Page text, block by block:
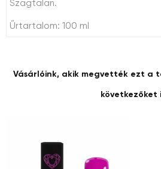
Szagtalan.
Űrtartalom: 100 ml
Vásárlóink, akik megvették ezt a
következőket